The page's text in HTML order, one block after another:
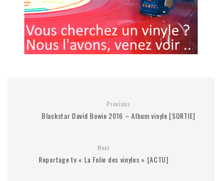
Previous
Blackstar David Bowie 2016 – Album vinyle [SORTIE]
Next
Reportage tv « La Folie des vinyles » [ACTU]